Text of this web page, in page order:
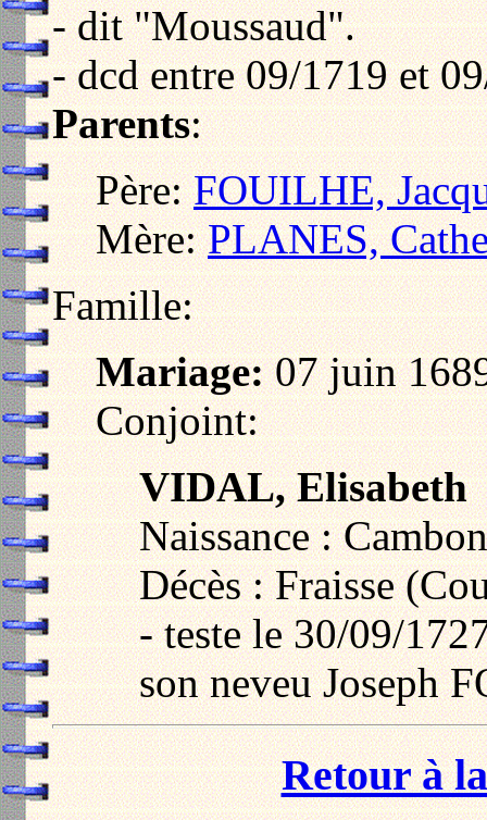
- dit "Moussaud".
- dcd entre 09/1719 et
Parents:
Père:FOUILHE,
Mère:PLANES,
Famille:
Mariage:07 juin
Conjoint:
VIDAL, Elisabeth
Naissance :
Décès : Fraisse
- teste le 30/09/
son neveu Joseph
Retour à